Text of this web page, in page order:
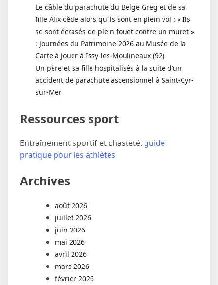
Le câble du parachute du Belge Greg et de sa
fille Alix cède alors qu’ils sont en plein vol : « Ils
se sont écrasés de plein fouet contre un muret »
; Journées du Patrimoine 2026 au Musée de la
Carte à Jouer à Issy-les-Moulineaux (92)
Un père et sa fille hospitalisés à la suite d’un
accident de parachute ascensionnel à Saint-Cyr-
sur-Mer
Ressources sport
Entraînement sportif et chasteté: guide
pratique pour les athlètes
Archives
août 2026
juillet 2026
juin 2026
mai 2026
avril 2026
mars 2026
février 2026